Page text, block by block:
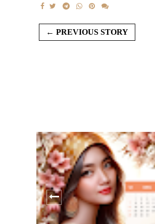
← PREVIOUS STORY